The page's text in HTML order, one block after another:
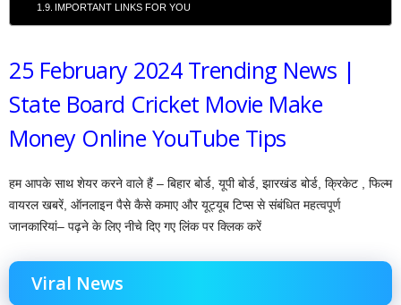
IMPORTANT LINKS FOR YOU
25 February 2024 Trending News |
State Board Cricket Movie Make
Money Online YouTube Tips
हम आपके साथ शेयर करने वाले हैं – बिहार बोर्ड, यूपी बोर्ड, झारखंड बोर्ड, क्रिकेट , फिल्म
वायरल खबरें, ऑनलाइन पैसे कैसे कमाए और यूट्यूब टिप्स से संबंधित महत्वपूर्ण
जानकारियां– पढ़ने के लिए नीचे दिए गए लिंक पर क्लिक करें
Viral News